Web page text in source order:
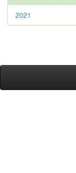
2021